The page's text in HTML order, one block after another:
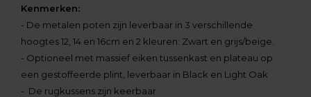
Kenmerken:
- De metalen poten zijn leverbaar in 3 verschillende
hoogtes 12, 14 en 16cm en 2 kleuren: Zwart en grijs/beige.
- Optioneel met massief eiken tussenkast en plateau op
een gestoffeerde plint, leverbaar in Black en Light Oak
- De rugkussens zijn keerbaar